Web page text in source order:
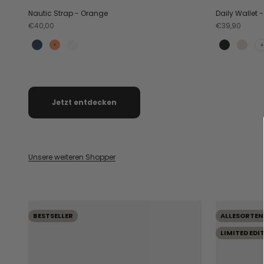
Nautic Strap - Orange
Angebot
€40,00
Teal Orange
Daily Wallet
Angebot
€39,90
Black
Jetzt entdecken
Unsere weiteren Shopper
BESTSELLER
ALLESORTEN
LIMITED